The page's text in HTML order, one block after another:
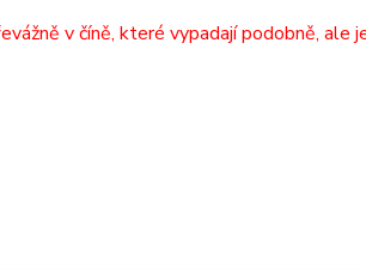
v číně, které vypadají podobně, ale